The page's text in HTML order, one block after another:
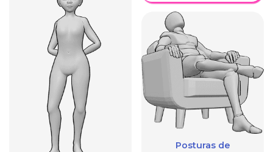
Posturas de